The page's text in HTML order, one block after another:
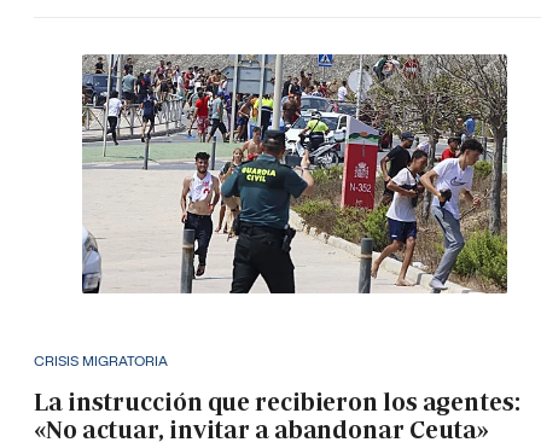
CRISIS MIGRATORIA
La instrucción que recibieron los agentes:
«No actuar, invitar a abandonar Ceuta»